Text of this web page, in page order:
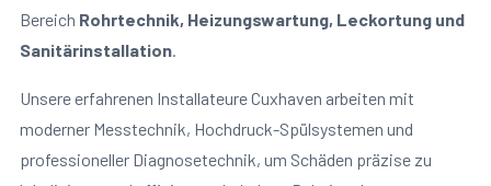
Bereich Rohrtechnik, Heizungswartung, Leckortung und
Sanitärinstallation.
Unsere erfahrenen Installateure Cuxhaven arbeiten mit
moderner Messtechnik, Hochdruck-Spülsystemen und
professioneller Diagnosetechnik, um Schäden präzise zu